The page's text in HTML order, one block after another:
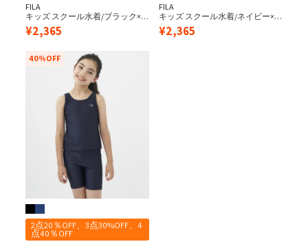
FILA
キッズ スクール水着/ブラック×
パープル（キュロットワンピー
ス）
¥2,365
FILA
キッズ スクール水着/ネイビー×
サックス（キュロットワンピー
ス）
¥2,365
2点20％OFF、3点30%OFF、4
点40％OFF
40%OFF